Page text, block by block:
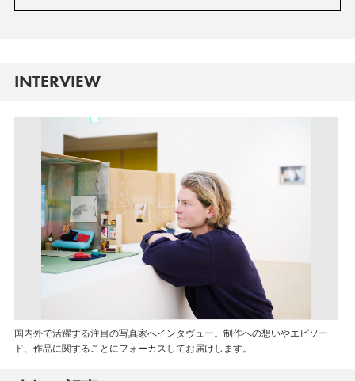
INTERVIEW
国内外で活躍する注目の写真家へインタヴュー。制作への想いやエピソー
ド、作品に関することにフォーカスしてお届けします。